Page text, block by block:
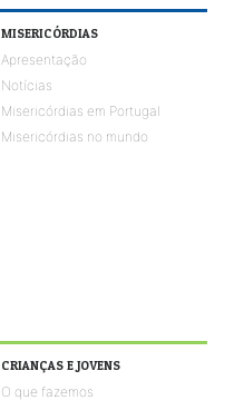
MISERICÓRDIAS
Apresentação
Notícias
Misericórdias em Portugal
Misericórdias no mundo
CRIANÇAS E JOVENS
O que fazemos